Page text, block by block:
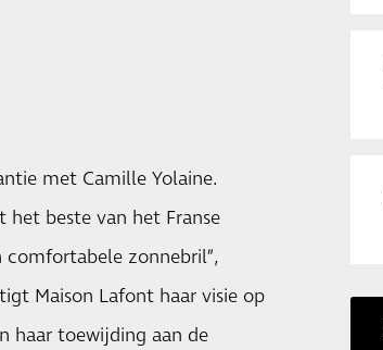
met Camille Yolaine.
het beste van het Franse
zonnebril”,
Maison Lafont haar visie op
haar toewijding aan de